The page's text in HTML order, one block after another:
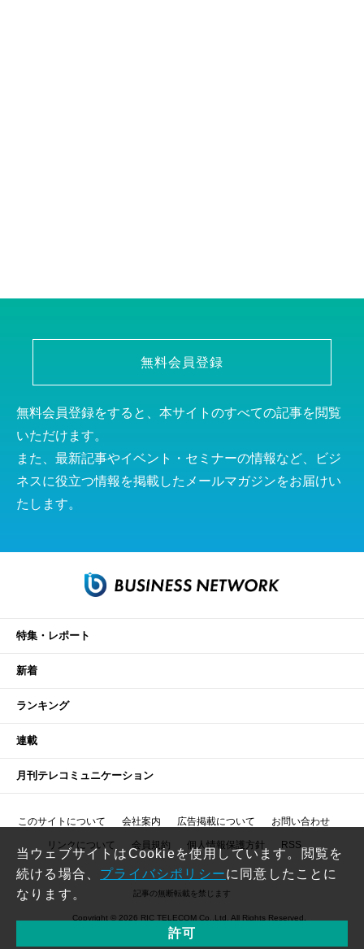
無料会員登録
無料会員登録をすると、本サイトのすべての記事を閲覧
いただけます。
また、最新記事やイベント・セミナーの情報など、ビジ
ネスに役立つ情報を掲載したメールマガジンをお届けい
たします。
特集・レポート
新着
ランキング
連載
月刊テレコミュニケーション
このサイトについて 会社案内 広告掲載について お問い合わせ
リンクについて 会員規約 個人情報保護方針 RSS
記事の無断転載を禁じます
Copyright © 2026 RIC TELECOM Co.,Ltd. All Rights Reserved.
当ウェブサイトはCookieを使用しています。閲覧を
続ける場合、 プライバシポリシーに同意したことに
なります。
許可